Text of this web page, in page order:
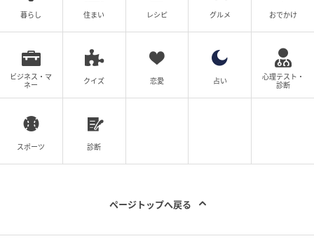
オレンジページnet
材料（4人分）
ウインナソーセージ（斜め半分に切る）……4本
暮らし 住まい レシピ グルメ おでかけ
ビジネス・マ
ネー
クイズ 恋愛 占い
心理テスト・
診断
スポーツ 診断
ページトップへ戻る